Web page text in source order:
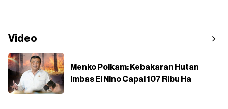
Video
Menko Polkam: Kebakaran Hutan
Imbas El Nino Capai 107 Ribu Ha